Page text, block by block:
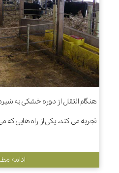
هنگام انتقال از دوره خشکی به
تجربه می کند. یکی از راه هایی که
ادامه